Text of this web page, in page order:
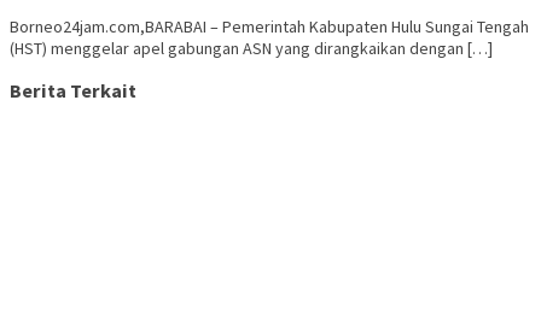
Borneo24jam.com,BARABAI – Pemerintah Kabupaten Hulu Sungai Tengah
(HST) menggelar apel gabungan ASN yang dirangkaikan dengan […]
Berita Terkait